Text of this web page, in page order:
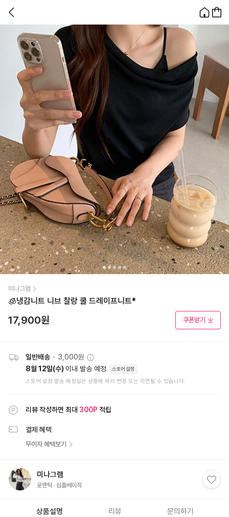
미나그램
🧊냉감니트 니브 찰랑 쿨 드레이프니트*
17,900원 쿠폰받기
일반배송 • 3,000원
8월 12일(수) 이내 발송 예정 스토어설정
스토어 설정 발송 예정일은 상황에 따라 변경 또는 지연될 수 있습니다.
리뷰 작성하면 최대 300P 적립
결제 혜택
무이자 혜택보기
미나그램
로맨틱 심플베이직
상품설명 리뷰 문의하기